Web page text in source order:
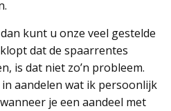
kunt u onze veel gestelde
dat de spaarrentes
is dat niet zo’n probleem.
aandelen wat ik persoonlijk
je een aandeel met